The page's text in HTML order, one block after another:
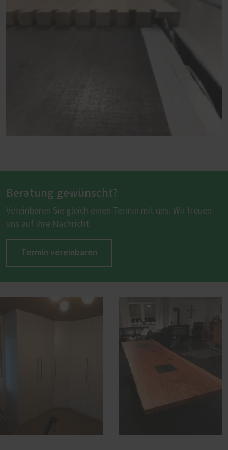
Beratung gewünscht?
Vereinbaren Sie gleich einen Termin mit uns. Wir freuen
uns auf Ihre Nachricht.
Termin vereinbaren